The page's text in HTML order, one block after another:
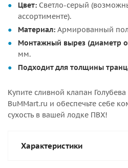
Цвет: Светло-серый
ассортименте).
Материал: Армированный
Монтажный вырез (диаметр
мм.
Подходит для толщины
Купите сливной клапан
BuMMart.ru и обеспечьте себе
сухость в вашей лодке ПВХ!
Характеристики